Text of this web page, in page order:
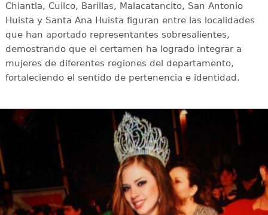
Chiantla, Cuilco, Barillas, Malacatancito, San Antonio
Huista y Santa Ana Huista figuran entre las localidades
que han aportado representantes sobresalientes,
demostrando que el certamen ha logrado integrar a
mujeres de diferentes regiones del departamento,
fortaleciendo el sentido de pertenencia e identidad.